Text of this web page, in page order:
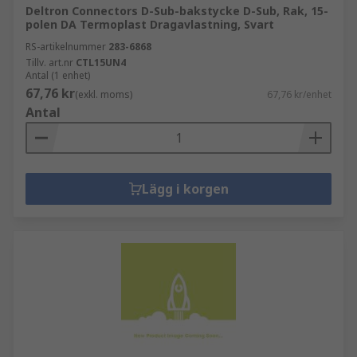
Deltron Connectors D-Sub-bakstycke D-Sub, Rak, 15-
polen DA Termoplast Dragavlastning, Svart
RS-artikelnummer 283-6868
Tillv. art.nr CTL15UN4
Antal (1 enhet)
67,76 kr(exkl. moms) 67,76 kr/enhet
Antal
Lägg i korgen